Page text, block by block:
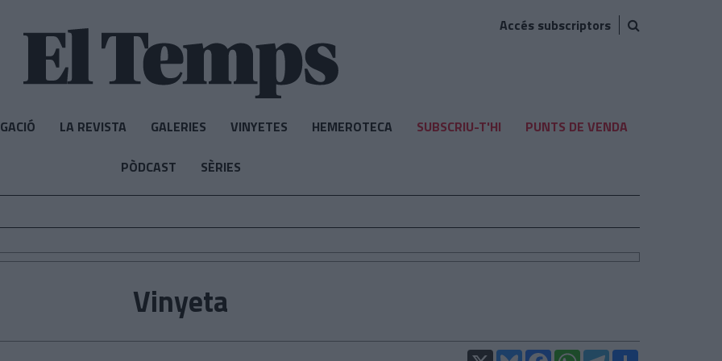
Accés subscriptors
LA REVISTA GALERIES VINYETES HEMEROTECA SUBSCRIU-T'HI PUNTS DE VENDA
PÒDCAST SÈRIES
Vinyeta
X BlueskyFacebookWhatsAppTelegram